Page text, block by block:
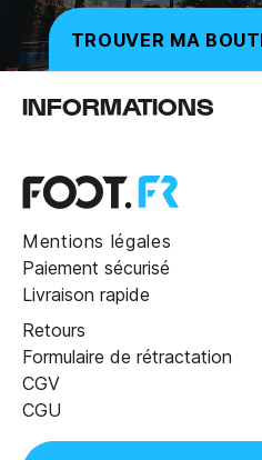
TROUVER MA
INFORMATIONS
Mentions légales
Paiement sécurisé
Livraison rapide
Retours
Formulaire de rétractation
CGV
CGU